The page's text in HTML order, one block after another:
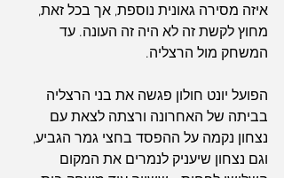
איזה מסירה גאונית נוספת, אך בכל זאת,
מחוץ לקשת זה לא היה זה העונה. עד
המשחק מול הרצליה.
הפועל יונט חולון פגשה את בני הרצליה
בביתה של האחרונה ורצתה לצאת עם
נצחון נקמה על ההפסד בחצי גמר הגביע,
וגם נצחון שיעניק לנמרים את המקום